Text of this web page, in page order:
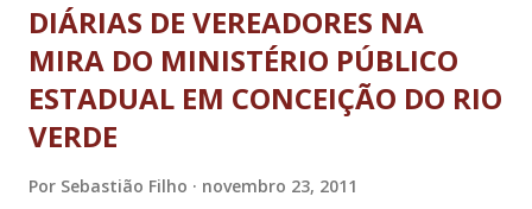
DIÁRIAS DE VEREADORES NA
MIRA DO MINISTÉRIO PÚBLICO
ESTADUAL EM CONCEIÇÃO DO RIO
VERDE
Por Sebastião Filho novembro 23, 2011